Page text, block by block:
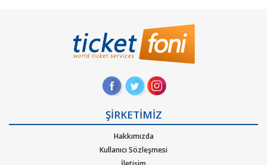
ŞİRKETİMİZ
Hakkımızda
Kullanıcı Sözleşmesi